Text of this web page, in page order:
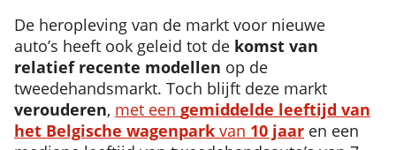
De heropleving van de markt voor nieuwe
auto’s heeft ook geleid tot de komst van
relatief recente modellen op de
tweedehandsmarkt. Toch blijft deze markt
verouderen, met een gemiddelde leeftijd van
het Belgische wagenpark van 10 jaar en een